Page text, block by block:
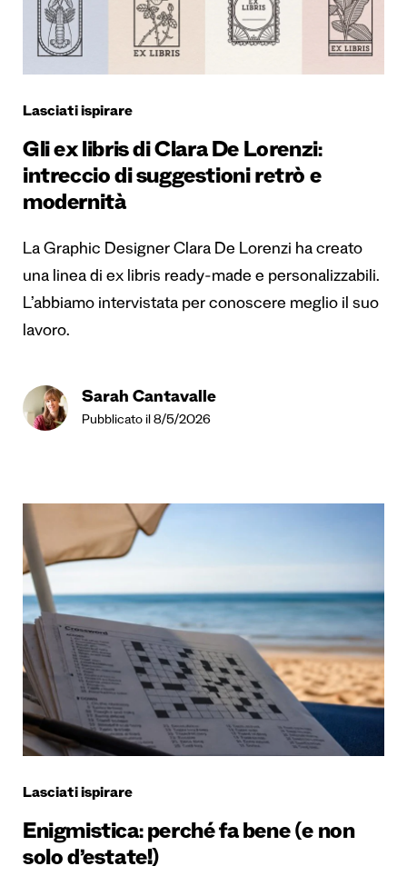
Lasciati ispirare
Gli ex libris di Clara De Lorenzi:
intreccio di suggestioni retrò e
modernità
La Graphic Designer Clara De Lorenzi ha creato
una linea di ex libris ready-made e personalizzabili.
L’abbiamo intervistata per conoscere meglio il suo
lavoro.
Sarah Cantavalle
Pubblicato il 8/5/2026
Lasciati ispirare
Enigmistica: perché fa bene (e non
solo d’estate!)